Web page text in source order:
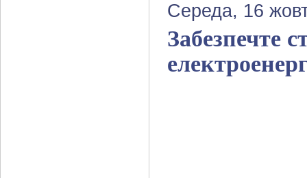
Середа, 16
Забезпечте